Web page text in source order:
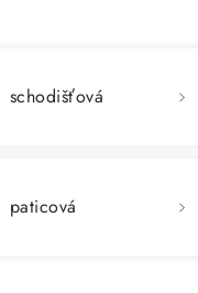
schodišťová
paticová